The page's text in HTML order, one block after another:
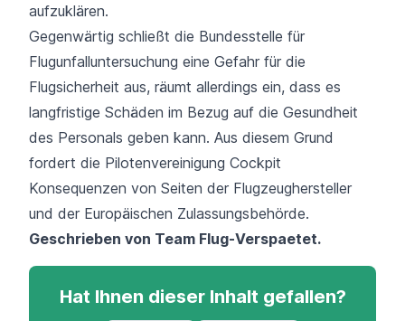
aufzuklären.
Gegenwärtig schließt die Bundesstelle für
Flugunfalluntersuchung eine Gefahr für die
Flugsicherheit aus, räumt allerdings ein, dass es
langfristige Schäden im Bezug auf die Gesundheit
des Personals geben kann. Aus diesem Grund
fordert die Pilotenvereinigung Cockpit
Konsequenzen von Seiten der Flugzeughersteller
und der Europäischen Zulassungsbehörde.
Geschrieben von Team Flug-Verspaetet.
Hat Ihnen dieser Inhalt gefallen?